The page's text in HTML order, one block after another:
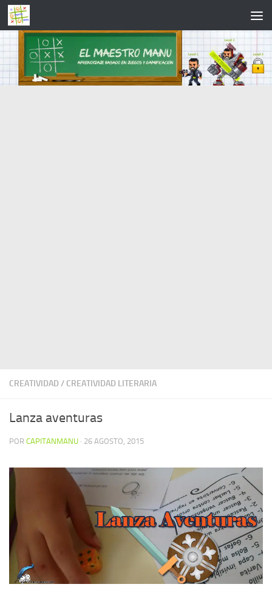
Saltar al contenido
CREATIVIDAD / CREATIVIDAD LITERARIA
Lanza aventuras
POR CAPITANMANU · 26 AGOSTO, 2015